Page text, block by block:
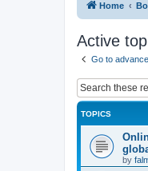
Home
Active
Go to
TOPICS
by